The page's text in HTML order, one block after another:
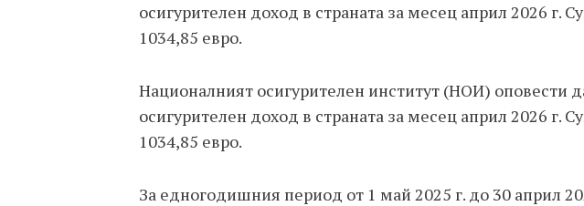
осигурителен доход в страната за месец април 2026 г.
1034,85 евро.
Националният осигурителен институт (НОИ) оповести
осигурителен доход в страната за месец април 2026 г.
1034,85 евро.
За едногодишния период от 1 май 2025 г. до 30 април